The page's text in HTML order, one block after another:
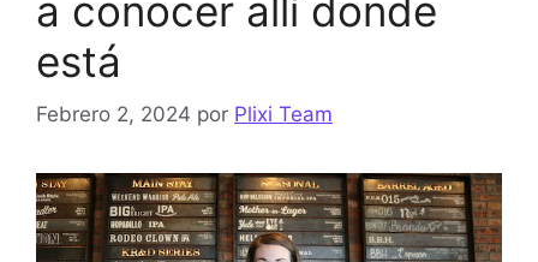
a conocer allí donde
está
Febrero 2, 2024 por Plixi Team